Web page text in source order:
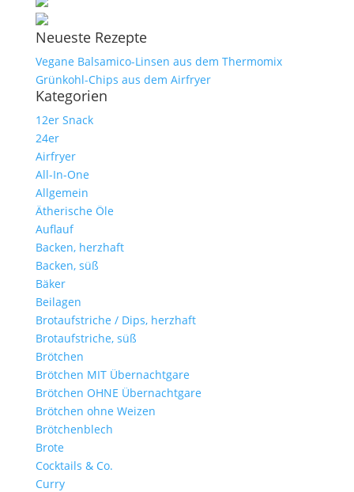
Neueste Rezepte
Vegane Balsamico-Linsen aus dem Thermomix
Grünkohl-Chips aus dem Airfryer
Kategorien
12er Snack
24er
Airfryer
All-In-One
Allgemein
Ätherische Öle
Auflauf
Backen, herzhaft
Backen, süß
Bäker
Beilagen
Brotaufstriche / Dips, herzhaft
Brotaufstriche, süß
Brötchen
Brötchen MIT Übernachtgare
Brötchen OHNE Übernachtgare
Brötchen ohne Weizen
Brötchenblech
Brote
Cocktails & Co.
Curry